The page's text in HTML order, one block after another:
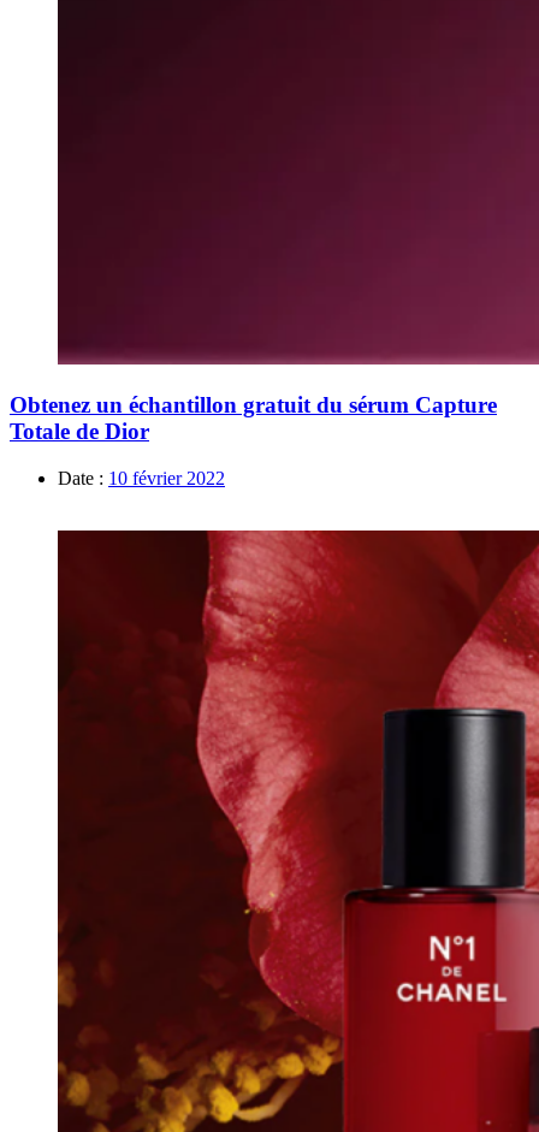
Obtenez un échantillon gratuit du sérum Capture
Totale de Dior
Date : 10 février 2022